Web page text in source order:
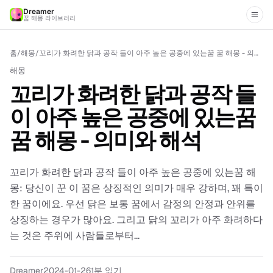
Dreamer
꿈 해몽 라이브러리
홈/해몽/ 꼬리가 화려한 닭과 공작 들이 아주 높은 공중에 있는꿈 꿈 해몽 - 의미와 해석
해몽
꼬리가 화려한 닭과 공작 들
이 아주 높은 공중에 있는꿈
꿈 해몽 - 의미와 해석
꼬리가 화려한 닭과 공작 들이 아주 높은 공중에 있는꿈 해
몽: 당신이 꾼 이 꿈은 상징적인 의미가 매우 강하며, 꽤 특이
한 꿈이에요. 우선 닭은 보통 꿈에서 감정의 안정과 안위를
상징하는 경우가 많아요. 그리고 닭의 꼬리가 아주 화려하다
는 것은 주위에 사람들로부터...
Dreamer2024-01-261분 읽기